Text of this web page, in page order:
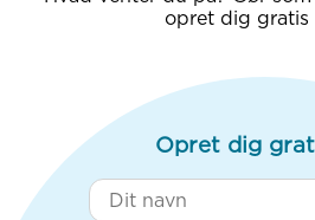
opret dig gratis
Opret dig